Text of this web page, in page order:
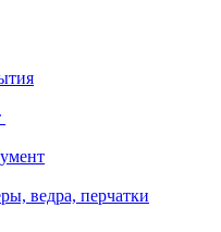
ведра, перчатки